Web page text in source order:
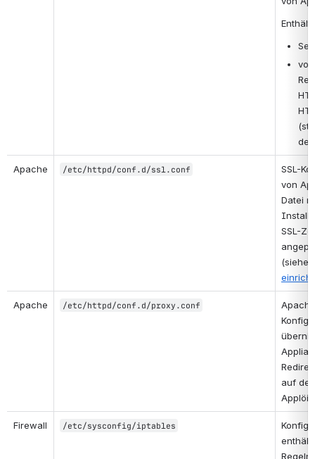
Enthält
Apache /etc/httpd/conf.d/ssl.conf
SSL-
von
Datei
SSL-
(siehe
Apache /etc/httpd/conf.d/proxy.conf
auf
Firewall /etc/sysconfig/iptables
enthält
Regeln